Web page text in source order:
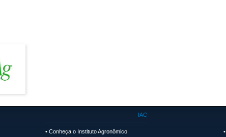
IAC
• Conheça o Instituto Agronômico
•